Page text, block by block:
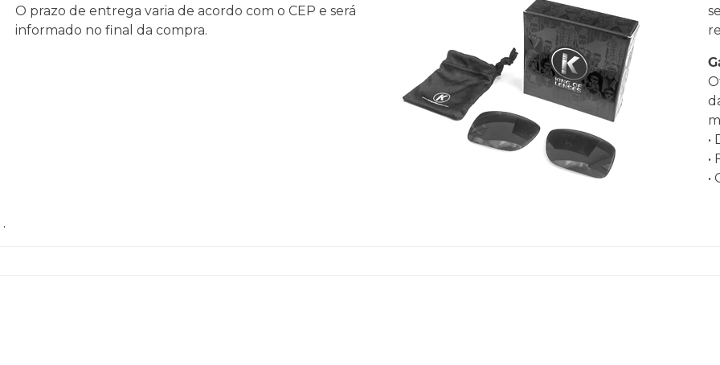
O prazo de entrega varia de acordo com o CEP e será
informado no final da compra.
•
•
•
.